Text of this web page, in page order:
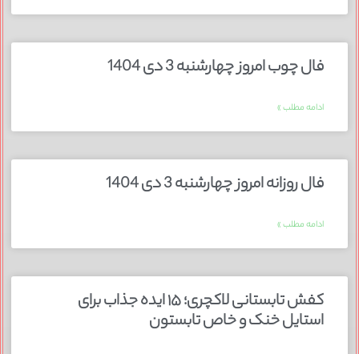
فال چوب امروز چهارشنبه 3 دی 1404
ادامه مطلب »
فال روزانه امروز چهارشنبه 3 دی 1404
ادامه مطلب »
کفش تابستانی لاکچری؛ ۱۵ ایده‌ جذاب برای
استایل خنک و خاص تابستون